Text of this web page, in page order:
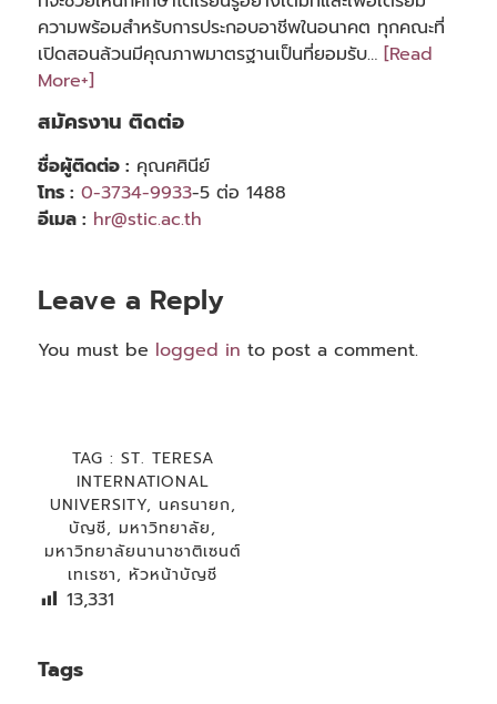
ความพร้อมสำหรับการประกอบอาชีพในอนาคต ทุกคณะที่
เปิดสอนล้วนมีคุณภาพมาตรฐานเป็นที่ยอมรับ… [Read
More+]
สมัครงาน ติดต่อ
ชื่อผู้ติดต่อ : คุณศศินีย์
โทร : 0-3734-9933-5 ต่อ 1488
อีเมล : hr@stic.ac.th
Leave a Reply
You must be logged in to post a comment.
TAG : ST. TERESA
INTERNATIONAL
UNIVERSITY, นครนายก,
บัญชี, มหาวิทยาลัย,
มหาวิทยาลัยนานาชาติเซนต์
เทเรซา, หัวหน้าบัญชี
13,331
Tags